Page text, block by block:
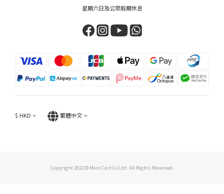
星期六日及公眾假期休息
$ HKD 繁體中文
Copyright 2022 © Main Cast Co Ltd. All Rights Reserved.